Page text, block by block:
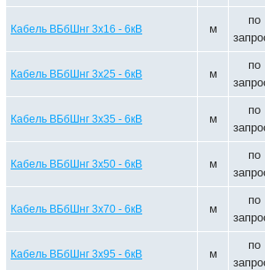
Кабель ВБбШнг 3х16 - 6кВ м
по
Кабель ВБбШнг 3х25 - 6кВ м
по
Кабель ВБбШнг 3х35 - 6кВ м
по
Кабель ВБбШнг 3х50 - 6кВ м
по
Кабель ВБбШнг 3х70 - 6кВ м
по
Кабель ВБбШнг 3х95 - 6кВ м
по